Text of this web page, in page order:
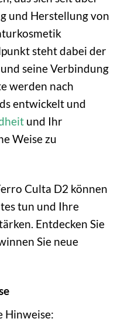
und Herstellung von
steht dabei der
seine Verbindung
werden nach
entwickelt und
und Ihr
Weise zu
Culta D2 können
tun und Ihre
Entdecken Sie
Sie neue
Hinweise: